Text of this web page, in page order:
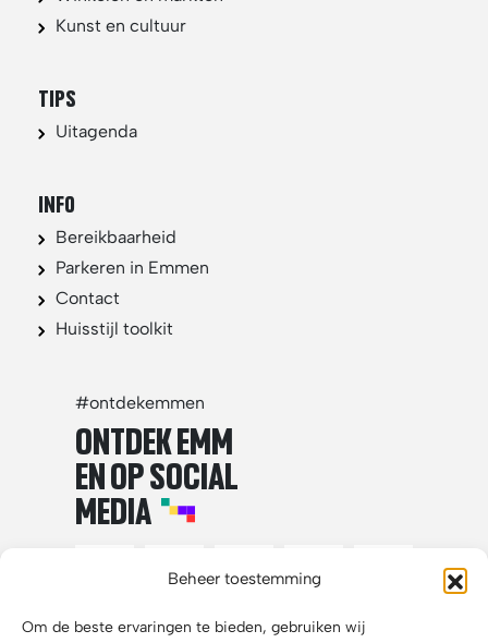
Beheer toestemming
Om de beste ervaringen te bieden, gebruiken wij
Kunst en cultuur
TIPS
Uitagenda
INFO
Bereikbaarheid
Parkeren in Emmen
Contact
Huisstijl toolkit
#ontdekemmen
ONTDEK EMM
EN OP SOCIAL
MEDIA